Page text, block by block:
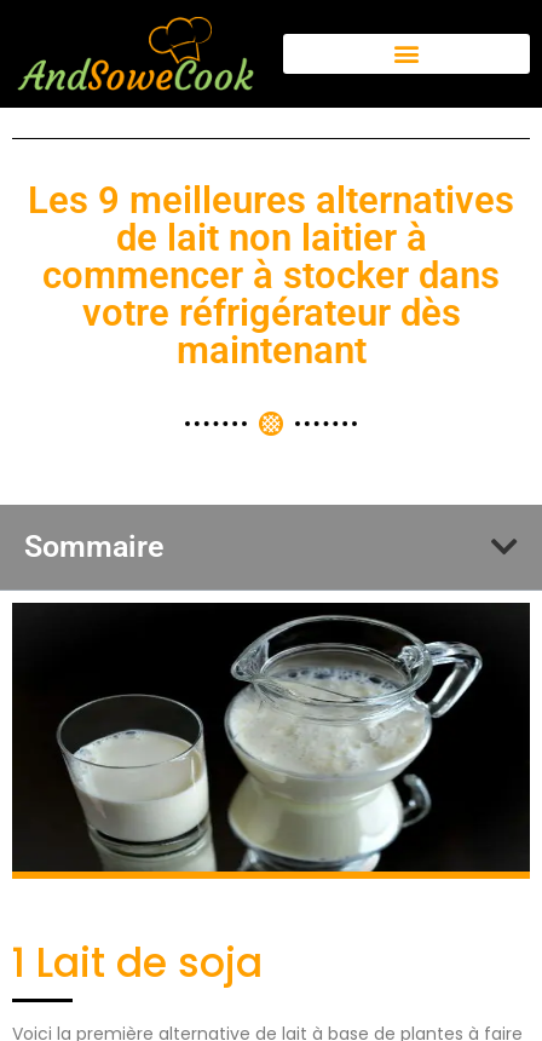
Les 9 meilleures alternatives
de lait non laitier à
commencer à stocker dans
votre réfrigérateur dès
maintenant
Sommaire
1 Lait de soja
Voici la première alternative de lait à base de plantes à faire